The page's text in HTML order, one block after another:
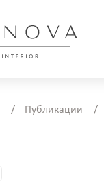
/ Публикации /